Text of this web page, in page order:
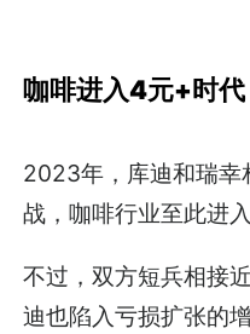
咖啡进入4元+时代
2023年，库迪和瑞幸
战，咖啡行业至此进
不过，双方短兵相接
迪也陷入亏损扩张的